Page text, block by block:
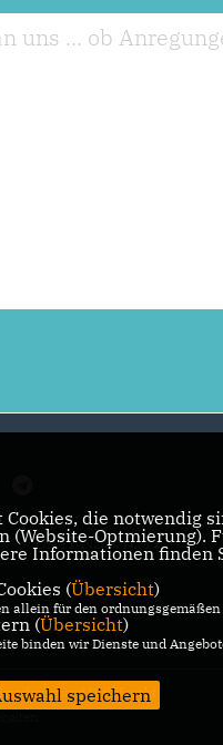
DATENSCHUTZ
Waldfeucht
Cookies, die notwendig
(Website-
Informationen finden
(Übersicht)
allein für den ordnungsgemäßen
(Übersicht)
binden wir Dienste und
speichern